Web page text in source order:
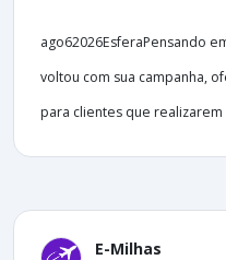
ago62026EsferaPensando
voltou com sua campanha,
para clientes que realizarem
E-Milhas